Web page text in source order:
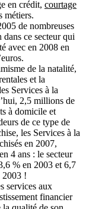
en crédit, courtage
métiers.
de nombreuses
dans ce secteur qui
avec en 2008 en
de la natalité,
et la
Services à la
2,5 millions de
à domicile et
de ce type de
les Services à la
en 2007,
4 ans : le secteur
% en 2003 et 6,7
2003 !
services aux
financier